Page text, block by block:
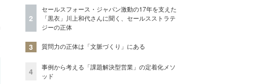
2
セールスフォース・ジャパン激動の17年を支えた
「黒衣」川上和代さんに聞く、セールスストラテ
ジーの正体
3 質問力の正体は「文脈づくり」にある
4
事例から考える「課題解決型営業」の定着化メソ
ッド